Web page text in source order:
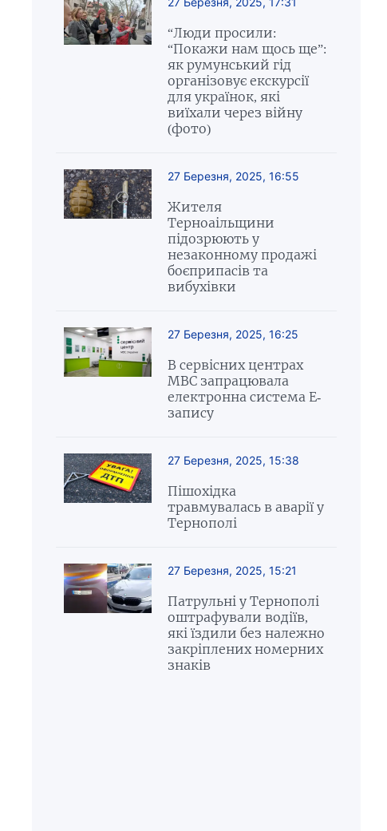
“Люди просили:
“Покажи нам щось ще”:
як румунський гід
організовує екскурсії
для українок, які
виїхали через війну
(фото)
27 Березня, 2025, 16:55
Жителя
Терноаільщини
підозрюють у
незаконному продажі
боєприпасів та
вибухівки
27 Березня, 2025, 16:25
В сервісних центрах
МВС запрацювала
електронна система Е-
запису
27 Березня, 2025, 15:38
Пішохідка
травмувалась в аварії у
Тернополі
27 Березня, 2025, 15:21
Патрульні у Тернополі
оштрафували водіїв,
які їздили без належно
закріплених номерних
знаків